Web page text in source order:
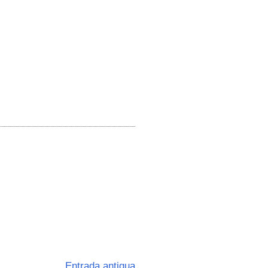
Entrada antigua